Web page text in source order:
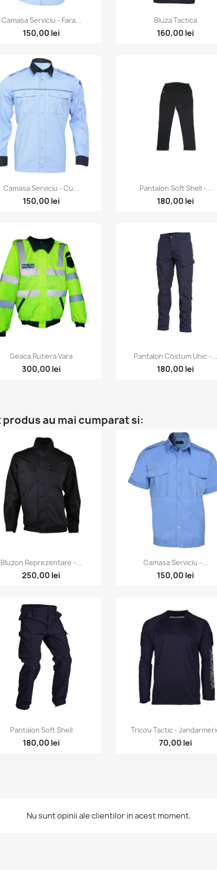
Vizualizare rapida
Camasa Serviciu - Fara...
150,00 lei
Vizualizare rapida
Bluza Tactica
160,00 lei
Vizualizare rapida
Camasa Serviciu - Cu...
150,00 lei
Vizualizare rapida
Pantalon Soft Shell -...
180,00 lei
Vizualizare rapida
Geaca Rutiera Vara
300,00 lei
Vizualizare rapida
Pantalon Costum Unic -
180,00 lei
au mai cumparat si:
Vizualizare rapida
Bluzon Reprezentare -...
250,00 lei
Vizualizare rapida
Camasa Serviciu -...
150,00 lei
Vizualizare rapida
Pantalon Soft Shell
180,00 lei
Vizualizare rapida
Tricou Tactic -
70,00 lei
Nu sunt opinii ale clientilor in acest moment.